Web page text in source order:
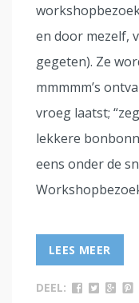
en door mezelf,
gegeten). Ze
mmmmm’s
vroeg laatst;
lekkere
eens onder de
LEES MEER
DEEL: